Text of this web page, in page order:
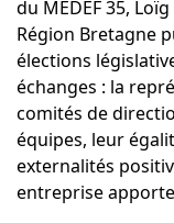
du MEDEF 35,
Région Bretagne
élections
échanges : la
comités de
équipes, leur
externalités
entreprise